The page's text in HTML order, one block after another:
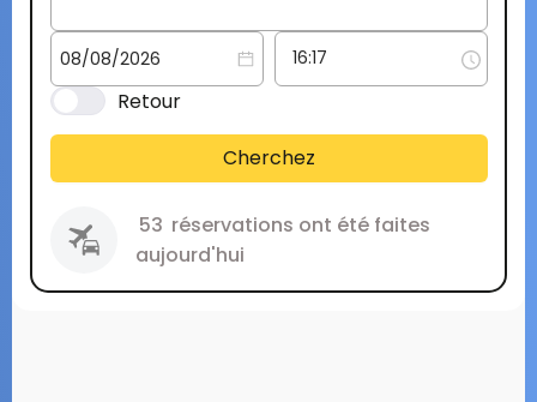
Retour
Cherchez
53 réservations ont été faites
aujourd'hui